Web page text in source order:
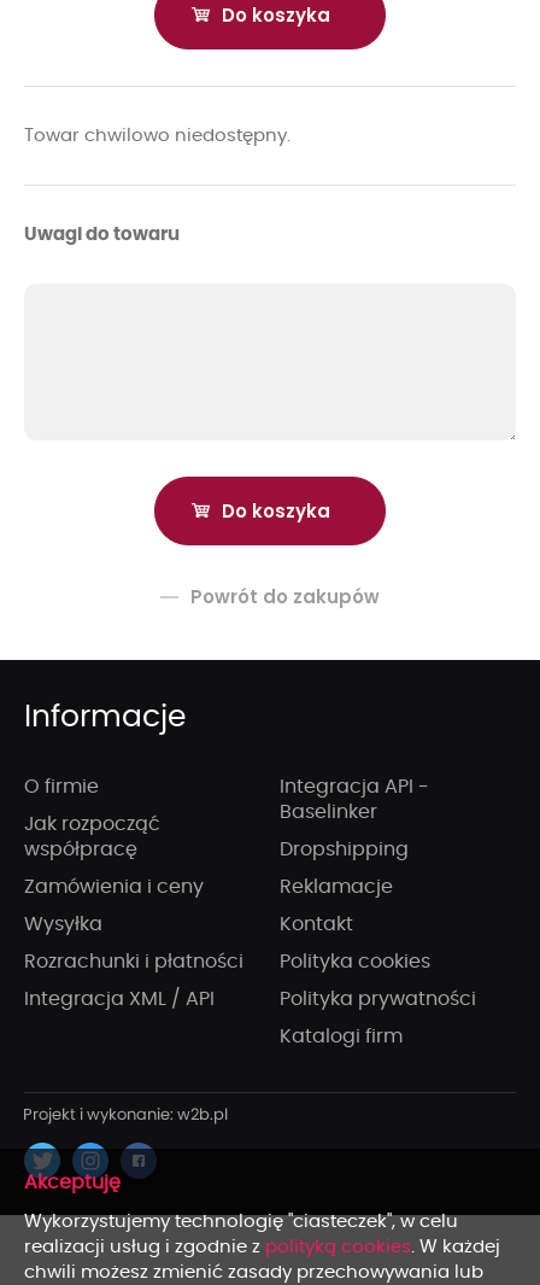
Do koszyka
Towar chwilowo niedostępny.
Uwagi do towaru
Powrót do zakupów
Informacje
O firmie
Jak rozpocząć
współpracę
Zamówienia i ceny
Wysyłka
Rozrachunki i płatności
Integracja XML / API
Integracja API -
Baselinker
Dropshipping
Reklamacje
Kontakt
Polityka cookies
Polityka prywatności
Katalogi firm
x
Wykorzystujemy technologię "ciasteczek", w celu
realizacji usług i zgodnie z polityką cookies. W każdej
chwili możesz zmienić zasady przechowywania lub